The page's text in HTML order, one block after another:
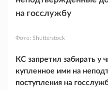
на госслужбу
Фото: Shutterstock
КС запретил забирать у
купленное ими на
поступления на